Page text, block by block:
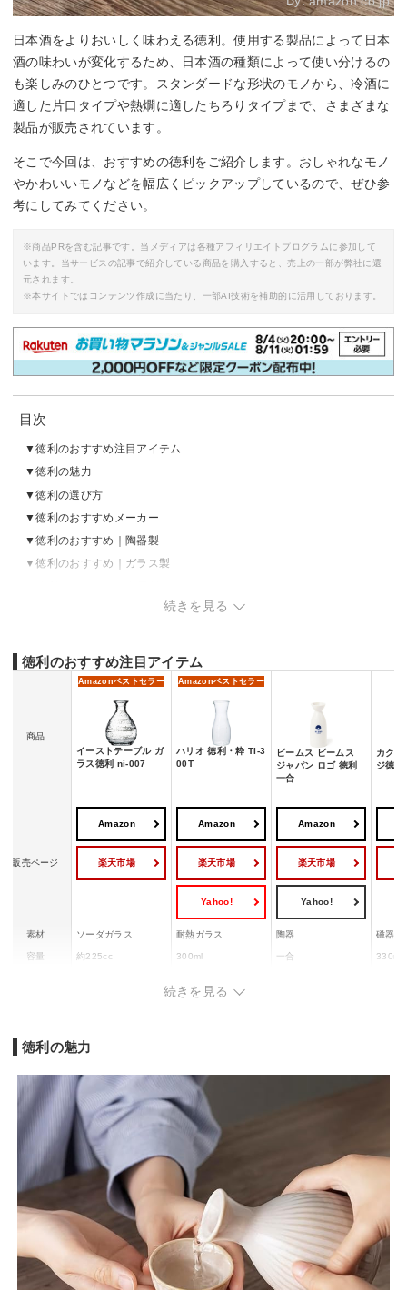
日本酒をよりおいしく味わえる徳利。使用する製品によって日本
酒の味わいが変化するため、日本酒の種類によって使い分けるの
も楽しみのひとつです。スタンダードな形状のモノから、冷酒に
適した片口タイプや熱燗に適したちろりタイプまで、さまざまな
製品が販売されています。
そこで今回は、おすすめの徳利をご紹介します。おしゃれなモノ
やかわいいモノなどを幅広くピックアップしているので、ぜひ参
考にしてみてください。
※商品PRを含む記事です。当メディアは各種アフィリエイトプログラムに参加して
います。当サービスの記事で紹介している商品を購入すると、売上の一部が弊社に還
元されます。
※本サイトではコンテンツ作成に当たり、一部AI技術を補助的に活用しております。
目次
徳利のおすすめ注目アイテム
徳利の魅力
徳利の選び方
徳利のおすすめメーカー
徳利のおすすめ｜陶器製
徳利のおすすめ｜ガラス製
続きを見る
徳利のおすすめ注目アイテム
商品
Amazonベストセラー
イーストテーブル ガ
ラス徳利 ni-007
Amazonベストセラー
ハリオ 徳利・粋 TI-3
00T
ビームス ビームス
ジャパン ロゴ 徳利
一合
カクニ
ジ徳
販売ページ
Amazon
楽天市場
Amazon
楽天市場
Yahoo!
Amazon
楽天市場
Yahoo!
素材 ソーダガラス 耐熱ガラス 陶器 磁器
容量 約225cc 300ml 一合 330ml
続きを見る
徳利の魅力